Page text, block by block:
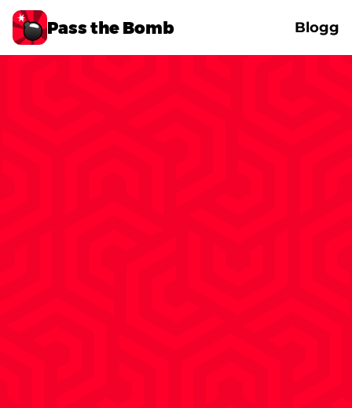
Pass the Bomb Blogg